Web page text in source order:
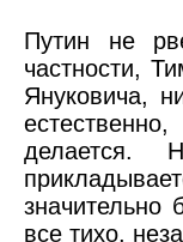
Путин не
частности,
Януковича,
делается.
значительно
все тихо,